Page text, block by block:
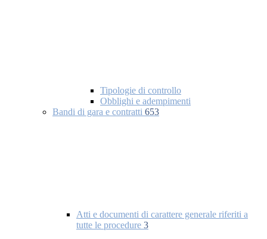
Tipologie di controllo
Obblighi e adempimenti
Bandi di gara e contratti 653
Atti e documenti di carattere generale riferiti a
tutte le procedure 3